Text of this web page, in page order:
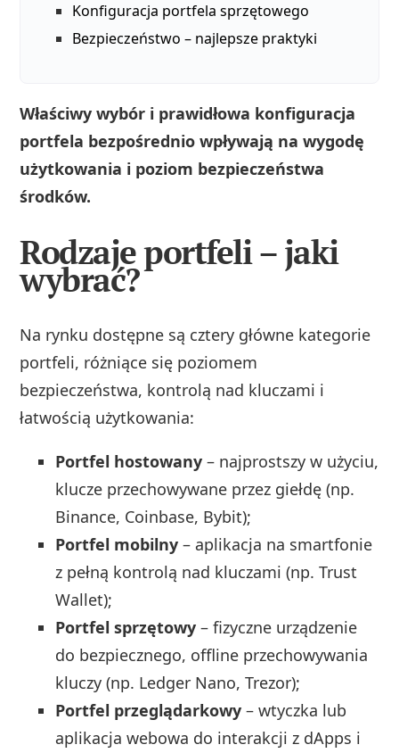
Konfiguracja portfela sprzętowego
Bezpieczeństwo – najlepsze praktyki
Właściwy wybór i prawidłowa konfiguracja
portfela bezpośrednio wpływają na wygodę
użytkowania i poziom bezpieczeństwa
środków.
Rodzaje portfeli – jaki
wybrać?
Na rynku dostępne są cztery główne kategorie
portfeli, różniące się poziomem
bezpieczeństwa, kontrolą nad kluczami i
łatwością użytkowania:
Portfel hostowany – najprostszy w użyciu,
klucze przechowywane przez giełdę (np.
Binance, Coinbase, Bybit);
Portfel mobilny – aplikacja na smartfonie
z pełną kontrolą nad kluczami (np. Trust
Wallet);
Portfel sprzętowy – fizyczne urządzenie
do bezpiecznego, offline przechowywania
kluczy (np. Ledger Nano, Trezor);
Portfel przeglądarkowy – wtyczka lub
aplikacja webowa do interakcji z dApps i